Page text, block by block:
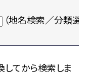
（地名検索／分類選択
てから検索しま